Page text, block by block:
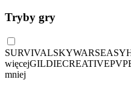
Tryby gry
SURVIVALSKYWARS
więcejGILDIECREATIVEPVP
mniej